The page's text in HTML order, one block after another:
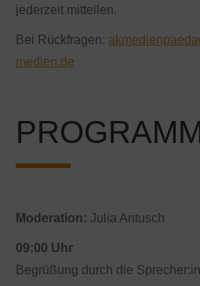
jederzeit mitteilen.
Bei Rückfragen:
medien.de
Moderation: Julia Antusch
09:00 Uhr
Begrüßung durch die